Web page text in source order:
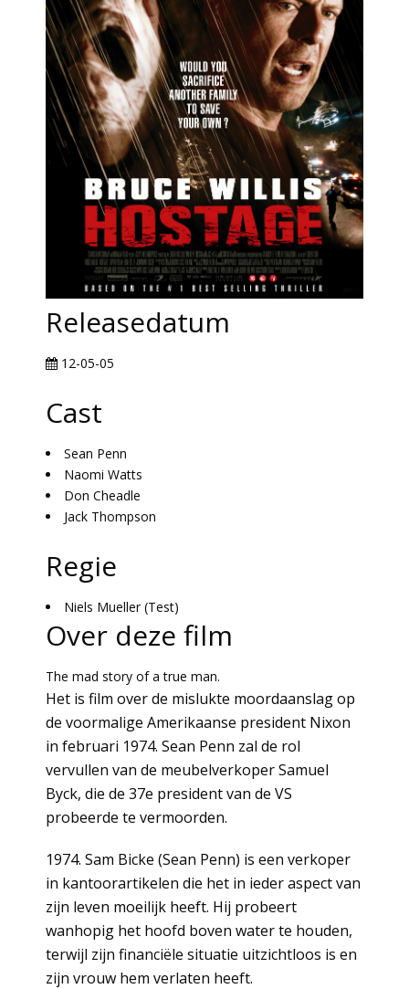
Releasedatum
12-05-05
Cast
Sean Penn
Naomi Watts
Don Cheadle
Jack Thompson
Regie
Niels Mueller (Test)
Over deze film
The mad story of a true man.
Het is film over de mislukte moordaanslag op
de voormalige Amerikaanse president Nixon
in februari 1974. Sean Penn zal de rol
vervullen van de meubelverkoper Samuel
Byck, die de 37e president van de VS
probeerde te vermoorden.
1974. Sam Bicke (Sean Penn) is een verkoper
in kantoorartikelen die het in ieder aspect van
zijn leven moeilijk heeft. Hij probeert
wanhopig het hoofd boven water te houden,
terwijl zijn financiële situatie uitzichtloos is en
zijn vrouw hem verlaten heeft.